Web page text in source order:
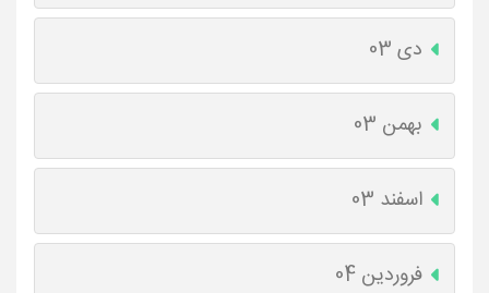
دی 03
بهمن 03
اسفند 03
فروردین 04